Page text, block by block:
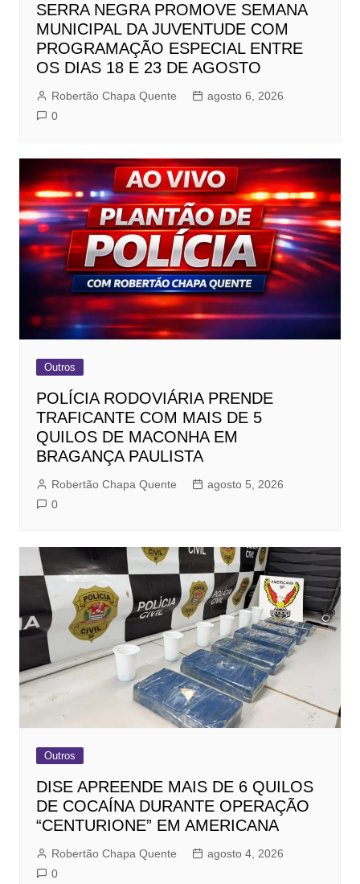
SERRA NEGRA PROMOVE SEMANA
MUNICIPAL DA JUVENTUDE COM
PROGRAMAÇÃO ESPECIAL ENTRE
OS DIAS 18 E 23 DE AGOSTO
Robertão Chapa Quente
agosto 6, 2026
0
Outros
POLÍCIA RODOVIÁRIA PRENDE
TRAFICANTE COM MAIS DE 5
QUILOS DE MACONHA EM
BRAGANÇA PAULISTA
Robertão Chapa Quente
agosto 5, 2026
0
Outros
DISE APREENDE MAIS DE 6 QUILOS
DE COCAÍNA DURANTE OPERAÇÃO
“CENTURIONE” EM AMERICANA
Robertão Chapa Quente
agosto 4, 2026
0